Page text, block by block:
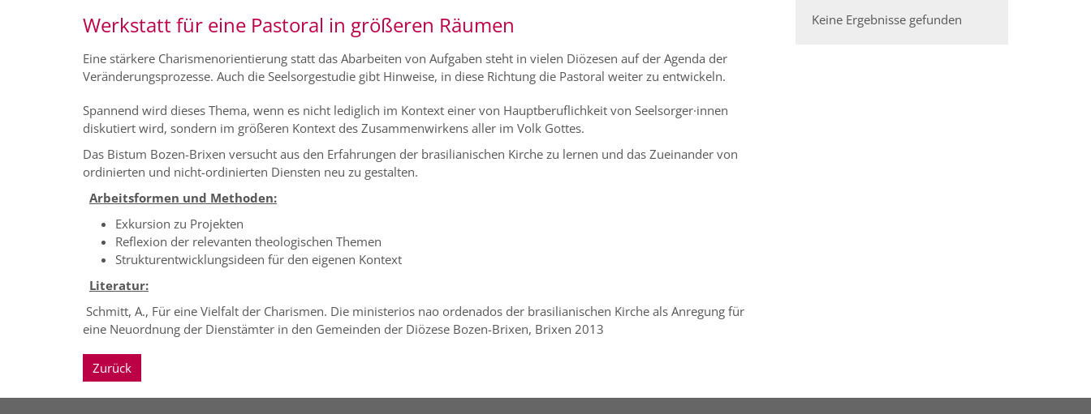
Werkstatt für eine Pastoral in größeren Räumen
Eine stärkere Charismenorientierung statt das Abarbeiten von Aufgaben steht in vielen Diözesen auf der Agenda der
Veränderungsprozesse. Auch die Seelsorgestudie gibt Hinweise, in diese Richtung die Pastoral weiter zu entwickeln.
Spannend wird dieses Thema, wenn es nicht lediglich im Kontext einer von Hauptberuflichkeit von Seelsorger·innen
diskutiert wird, sondern im größeren Kontext des Zusammenwirkens aller im Volk Gottes.
Das Bistum Bozen-Brixen versucht aus den Erfahrungen der brasilianischen Kirche zu lernen und das Zueinander von
ordinierten und nicht-ordinierten Diensten neu zu gestalten.
Arbeitsformen und Methoden:
Exkursion zu Projekten
Reflexion der relevanten theologischen Themen
Strukturentwicklungsideen für den eigenen Kontext
Literatur:
Schmitt, A., Für eine Vielfalt der Charismen. Die ministerios nao ordenados der brasilianischen Kirche als Anregung für
eine Neuordnung der Dienstämter in den Gemeinden der Diözese Bozen-Brixen, Brixen 2013
Zurück
Keine Ergebnisse gefunden